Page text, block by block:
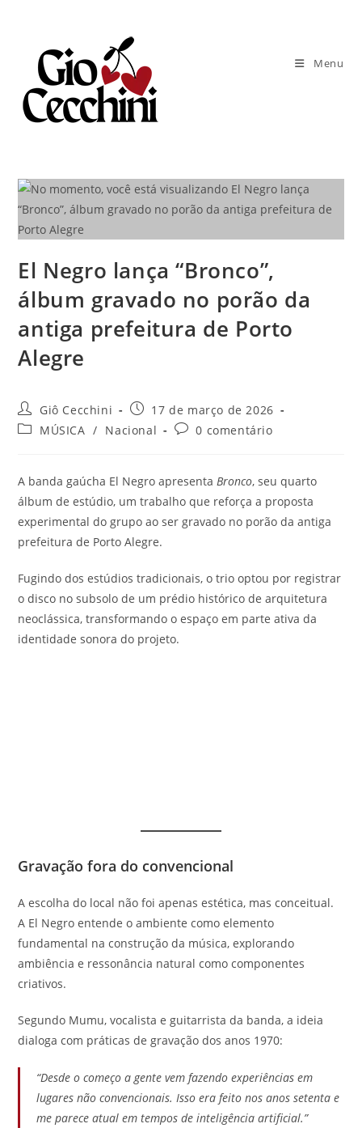
conteúdo
Menu
El Negro lança “Bronco”,
álbum gravado no porão da
antiga prefeitura de Porto
Alegre
Autor
do
post:
Giô Cecchini
Post
publicado:
17 de março de 2026
Categoria
MÚSICA / Nacional
Comentários
0 comentário
A banda gaúcha El Negro apresentaBronco, seu quarto
álbum de estúdio, um trabalho que reforça a proposta
experimental do grupo ao ser gravado no porão da antiga
prefeitura de Porto Alegre.
Fugindo dos estúdios tradicionais, o trio optou por registrar
o disco no subsolo de um prédio histórico de arquitetura
neoclássica, transformando o espaço em parte ativa da
identidade sonora do projeto.
Gravação fora do convencional
A escolha do local não foi apenas estética, mas conceitual.
A El Negro entende o ambiente como elemento
fundamental na construção da música, explorando
ambiência e ressonância natural como componentes
criativos.
Segundo Mumu, vocalista e guitarrista da banda, a ideia
dialoga com práticas de gravação dos anos 1970:
“Desde o começo a gente vem fazendo experiências em
lugares não convencionais. Isso era feito nos anos setenta e
me parece atual em tempos de inteligência artificial.”